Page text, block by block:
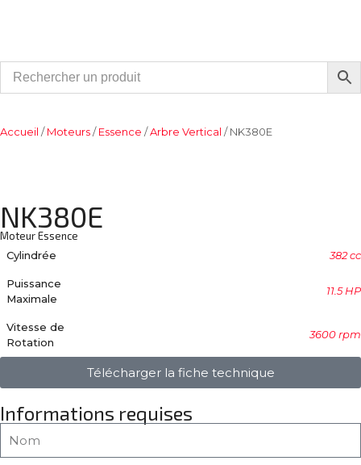
Accueil /Moteurs/Essence /Arbre Vertical / NK380E
NK380E
Moteur Essence
Cylindrée
382 cc
Puissance
Maximale
11.5 HP
Vitesse de
Rotation
3600 rpm
Télécharger la fiche technique
Informations requises